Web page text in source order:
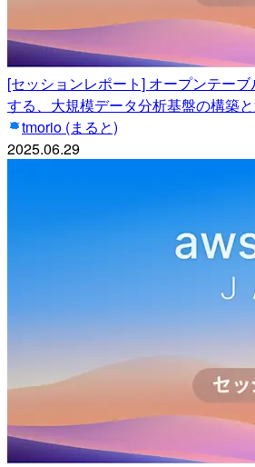
[セッションレポート] オープンテー
する、大規模データ分析基盤の構築
tmorio (まると)
2025.06.29